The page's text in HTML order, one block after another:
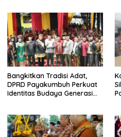
Kampus Bereputasi Global
Bangkitkan Tradisi Adat,
DPRD Payakumbuh Perkuat
Identitas Budaya Generasi